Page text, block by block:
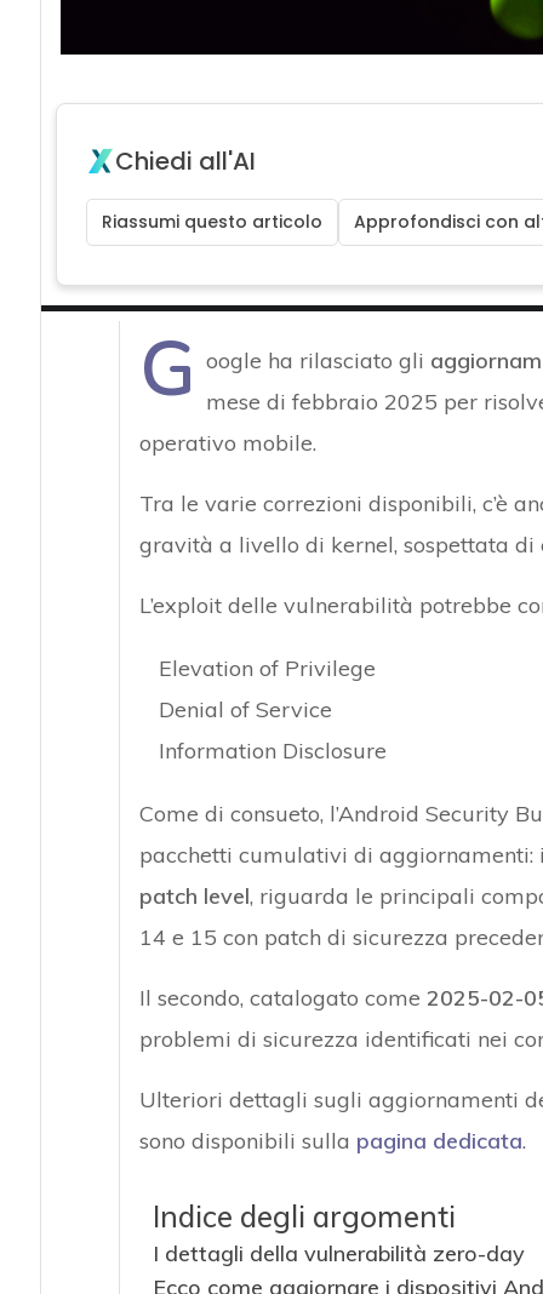
Chiedi all'AI
Riassumi questo articolo Approfondisci con
G oogle ha rilasciato gli
mese di febbraio 2025 per
operativo mobile.
Tra le varie correzioni disponibili, c’è
gravità a livello di kernel, sospettata
L’exploit delle vulnerabilità potrebbe
Elevation of Privilege
Denial of Service
Information Disclosure
Come di consueto, l’Android Security
pacchetti cumulativi di
patch level, riguarda le principali
14 e 15 con patch di sicurezza
Il secondo, catalogato come 2025-02-
problemi di sicurezza identificati nei
Ulteriori dettagli sugli aggiornamenti
sono disponibili sulla pagina dedicata.
Indice degli argomenti
I dettagli della vulnerabilità zero-day
Ecco come aggiornare i dispositivi
Attacchi